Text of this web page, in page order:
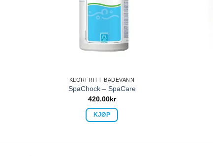
KLORFRITT BADEVANN
SpaChock – SpaCare
420.00kr
KJØP